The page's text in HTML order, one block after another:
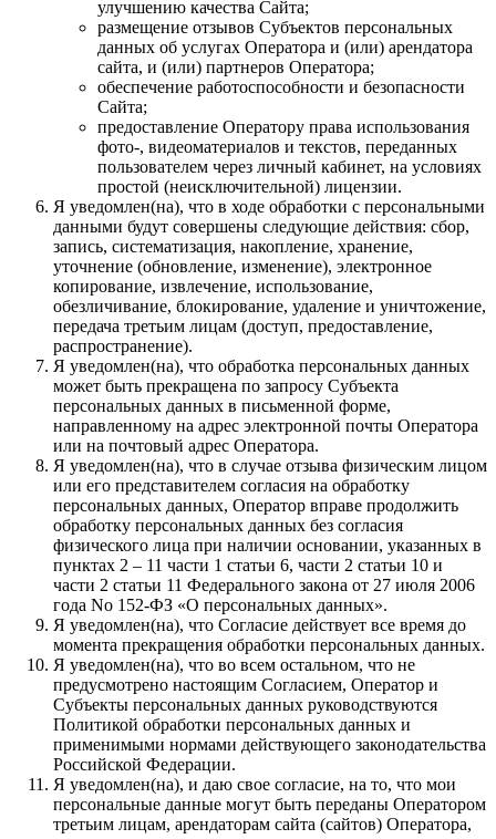
улучшению качества Сайта;
размещение отзывов Субъектов персональных
данных об услугах Оператора и (или) арендатора
сайта, и (или) партнеров Оператора;
обеспечение работоспособности и безопасности
Сайта;
предоставление Оператору права использования
фото-, видеоматериалов и текстов, переданных
пользователем через личный кабинет, на условиях
простой (неисключительной) лицензии.
Я уведомлен(на), что в ходе обработки с персональными
данными будут совершены следующие действия: сбор,
запись, систематизация, накопление, хранение,
уточнение (обновление, изменение), электронное
копирование, извлечение, использование,
обезличивание, блокирование, удаление и уничтожение,
передача третьим лицам (доступ, предоставление,
распространение).
Я уведомлен(на), что обработка персональных данных
может быть прекращена по запросу Субъекта
персональных данных в письменной форме,
направленному на адрес электронной почты Оператора
или на почтовый адрес Оператора.
Я уведомлен(на), что в случае отзыва физическим лицом
или его представителем согласия на обработку
персональных данных, Оператор вправе продолжить
обработку персональных данных без согласия
физического лица при наличии основании, указанных в
пунктах 2 – 11 части 1 статьи 6, части 2 статьи 10 и
части 2 статьи 11 Федерального закона от 27 июля 2006
года No 152-ФЗ «О персональных данных».
Я уведомлен(на), что Согласие действует все время до
момента прекращения обработки персональных данных.
Я уведомлен(на), что во всем остальном, что не
предусмотрено настоящим Согласием, Оператор и
Субъекты персональных данных руководствуются
Политикой обработки персональных данных и
применимыми нормами действующего законодательства
Российской Федерации.
Я уведомлен(на), и даю свое согласие, на то, что мои
персональные данные могут быть переданы Оператором
третьим лицам, арендаторам сайта (сайтов) Оператора,